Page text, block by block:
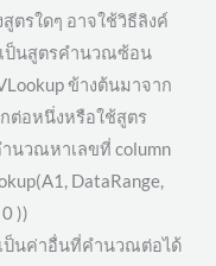
ตรใดๆ อาจใช้วิธีลิงค์
ป็นสูตรคำนวณซ้อน
ข้างต้นมาจาก
ต่อหนึ่งหรือใช้สูตร
นวณหาเลขที่ column
DataRange,
))
ป็นค่าอื่นที่คำนวณต่อได้